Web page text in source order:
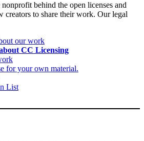
behind the open licenses and
creators to share their work. Our legal
our work
CC Licensing
for your own material.
List